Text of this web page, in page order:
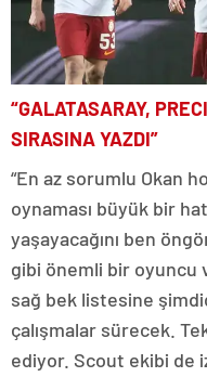
“GALATASARAY,
SIRASINA YAZDI”
“En az sorumlu Okan
oynaması büyük bir
yaşayacağını ben
gibi önemli bir oyuncu
sağ bek listesine
çalışmalar sürecek.
ediyor. Scout ekibi de